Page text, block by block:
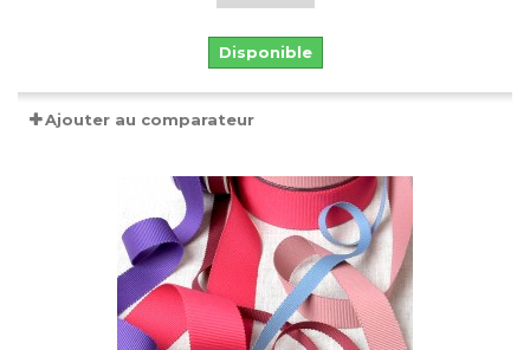
Disponible
Ajouter au comparateur